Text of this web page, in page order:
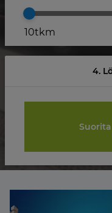
10tkm
4.